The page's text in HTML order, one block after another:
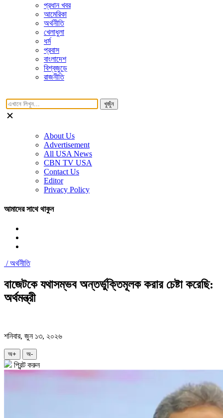
প্রধান খবর
আমেরিকা
অর্থনীতি
খেলাধুলা
ধর্ম
প্রবাস
বাংলাদেশ
বিশ্বজুড়ে
রাজনীতি
খুজুঁন
About Us
Advertisement
All USA News
CBN TV USA
Contact Us
Editor
Privacy Policy
আমাদের সাথে থাকুন
/অর্থনীতি
বাজেটকে যথাসম্ভব অন্তর্ভুক্তিমূলক করার চেষ্টা করেছি:
অর্থমন্ত্রী
শনিবার, জুন ১৩, ২০২৬
অ+ অ-
প্রিন্ট করুন